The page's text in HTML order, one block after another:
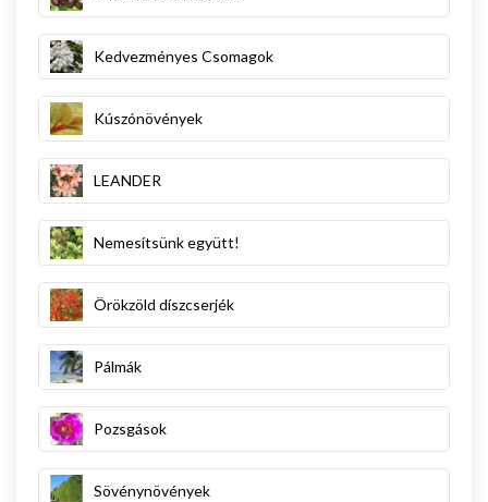
Kedvezményes Csomagok
Kúszónövények
LEANDER
Nemesítsünk együtt!
Örökzöld díszcserjék
Pálmák
Pozsgások
Sövénynövények